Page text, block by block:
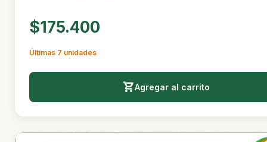
$175.400
Últimas 7 unidades
Agregar al carrito